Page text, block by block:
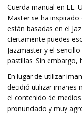
Cuerda manual en EE.
Master se ha inspirado
están basadas en el
ciertamente puedes
Jazzmaster y el
pastillas. Sin embargo,
En lugar de utilizar
decidió utilizar imanes
el contenido de
pronunciado y muy